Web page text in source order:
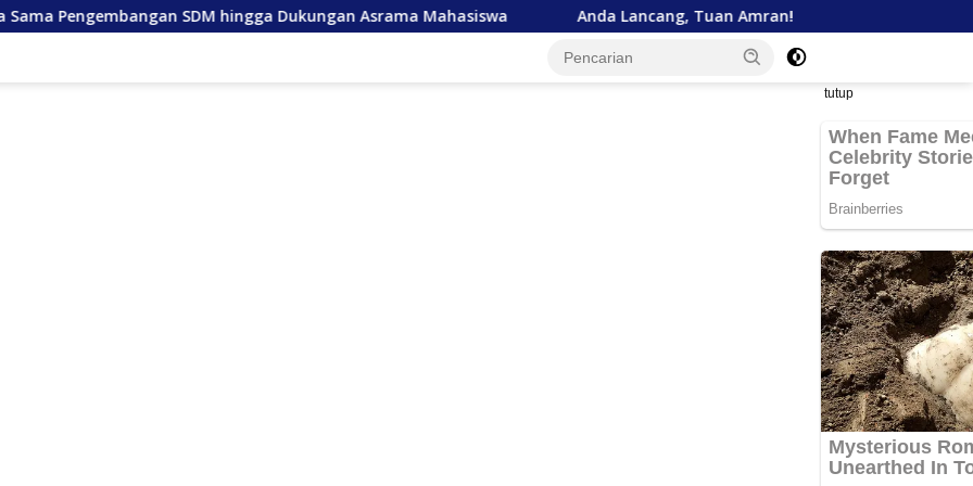
SDM hingga Dukungan Asrama Mahasiswa Anda Lancang, Tuan Amran! Bank Aceh Tegaskan
tutup